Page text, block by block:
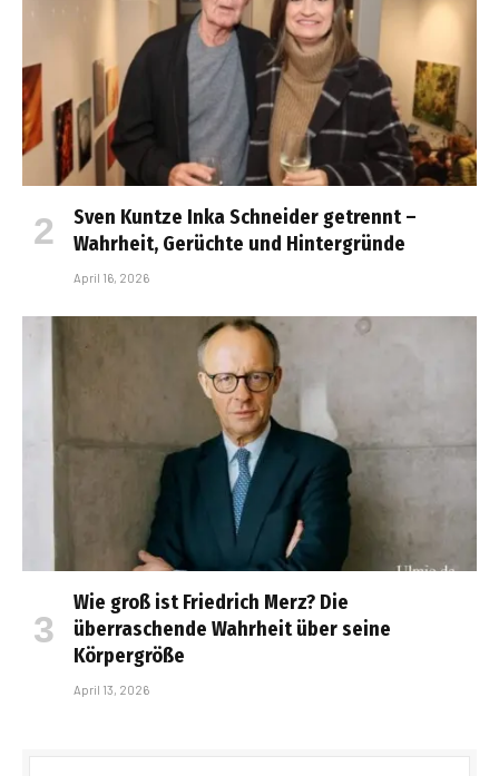
Sven Kuntze Inka Schneider getrennt –
Wahrheit, Gerüchte und Hintergründe
April 16, 2026
Wie groß ist Friedrich Merz? Die
überraschende Wahrheit über seine
Körpergröße
April 13, 2026